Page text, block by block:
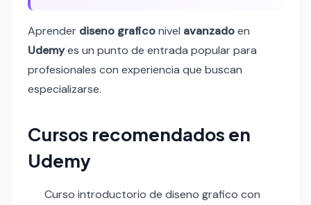
Aprender diseno graficonivel avanzadoen
Udemyes un punto de entrada popular para
profesionales con experiencia que buscan
especializarse.
Cursos recomendados en
Udemy
Curso introductorio de diseno grafico con